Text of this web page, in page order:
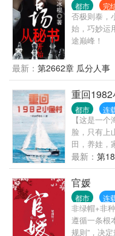
都市 完
否极则泰，
始，巧妙运
途巅峰！
最新： 第2662章 瓜分人事
重回
都市 连
【这是一
脸，只有上
田，养娃，
是睡不着觉
掉海里回到
他已经不是
想好好来过
子没出息，
回遗憾，跟
【说明一下
最新： 第
官媛
都市 连
非绿帽+非
遵循一条根
规则”，决